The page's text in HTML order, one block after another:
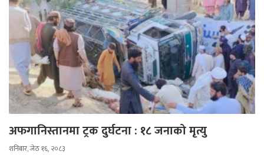
अफगानिस्तानमा ट्रक दुर्घटना : १८ जनाको मृत्यु
शनिबार, जेठ १६, २०८३